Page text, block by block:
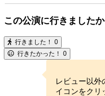
この公演に行きましたか
行きました！ 0
行きたかった！ 0
レビュー以外
イコンをクリ